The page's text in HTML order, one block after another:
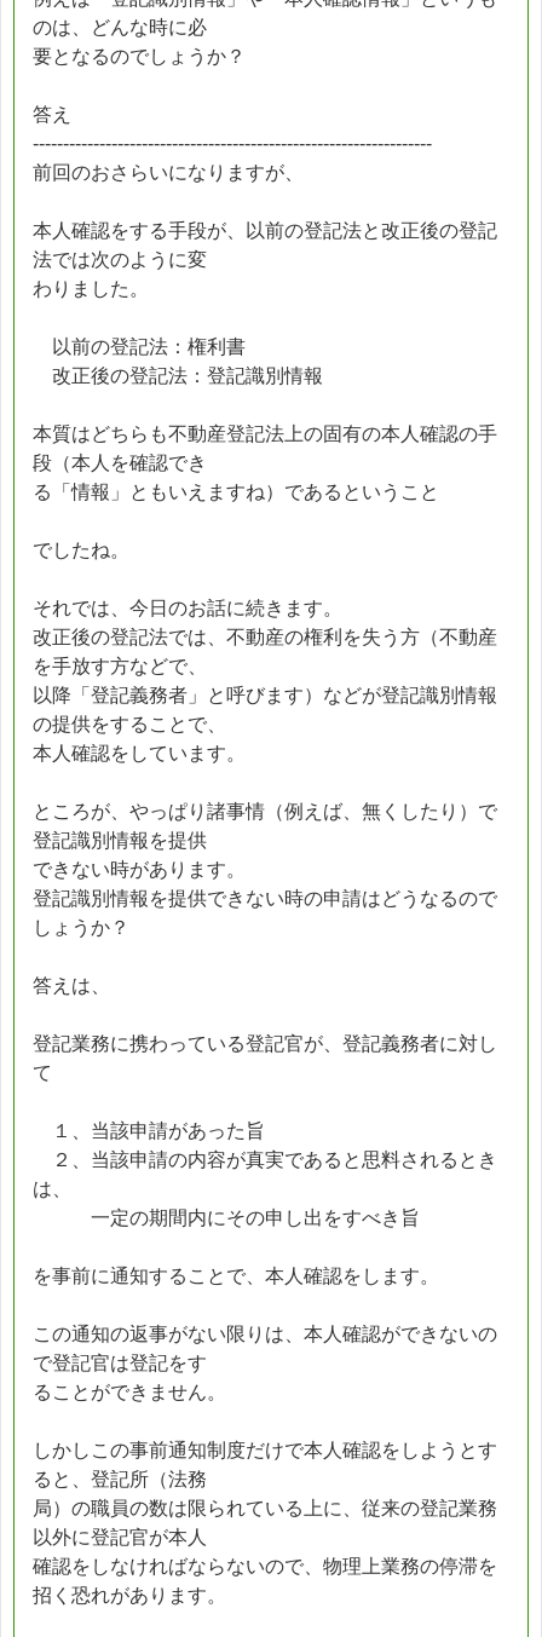
のは、どんな時に必
要となるのでしょうか？
答え
------------------------------------------------------------------
前回のおさらいになりますが、
本人確認をする手段が、以前の登記法と改正後の登記
法では次のように変
わりました。
以前の登記法：権利書
改正後の登記法：登記識別情報
本質はどちらも不動産登記法上の固有の本人確認の手
段（本人を確認でき
る「情報」ともいえますね）であるということ
でしたね。
それでは、今日のお話に続きます。
改正後の登記法では、不動産の権利を失う方（不動産
を手放す方などで、
以降「登記義務者」と呼びます）などが登記識別情報
の提供をすることで、
本人確認をしています。
ところが、やっぱり諸事情（例えば、無くしたり）で
登記識別情報を提供
できない時があります。
登記識別情報を提供できない時の申請はどうなるので
しょうか？
答えは、
登記業務に携わっている登記官が、登記義務者に対し
て
１、当該申請があった旨
２、当該申請の内容が真実であると思料されるとき
は、
一定の期間内にその申し出をすべき旨
を事前に通知することで、本人確認をします。
この通知の返事がない限りは、本人確認ができないの
で登記官は登記をす
ることができません。
しかしこの事前通知制度だけで本人確認をしようとす
ると、登記所（法務
局）の職員の数は限られている上に、従来の登記業務
以外に登記官が本人
確認をしなければならないので、物理上業務の停滞を
招く恐れがあります。